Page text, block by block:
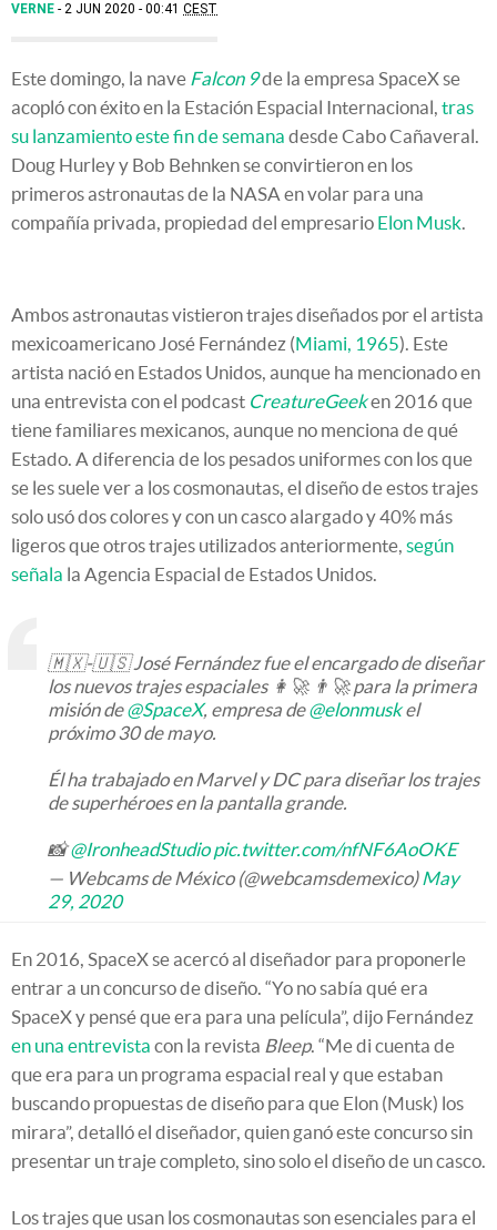
VERNE 2 JUN 2020 - 00:41 CEST
Este domingo, la nave Falcon 9de la empresa SpaceX se
acopló con éxito en la Estación Espacial Internacional, tras
su lanzamiento este fin de semana desde Cabo Cañaveral.
Doug Hurley y Bob Behnken se convirtieron en los
primeros astronautas de la NASA en volar para una
compañía privada, propiedad del empresario Elon Musk.
Ambos astronautas vistieron trajes diseñados por el artista
mexicoamericano José Fernández (Miami, 1965). Este
artista nació en Estados Unidos, aunque ha mencionado en
una entrevista con el podcast CreatureGeeken 2016 que
tiene familiares mexicanos, aunque no menciona de qué
Estado. A diferencia de los pesados uniformes con los que
se les suele ver a los cosmonautas, el diseño de estos trajes
solo usó dos colores y con un casco alargado y 40% más
ligeros que otros trajes utilizados anteriormente, según
señala la Agencia Espacial de Estados Unidos.
🇲🇽-🇺🇸 José Fernández fue el encargado de diseñar
los nuevos trajes espaciales 👩‍🚀 👨‍🚀 para la primera
misión de@SpaceX, empresa de@elonmuskel
próximo 30 de mayo.
Él ha trabajado en Marvel y DC para diseñar los trajes
de superhéroes en la pantalla grande.
📸@IronheadStudio pic.twitter.com/nfNF6AoOKE
— Webcams de México (@webcamsdemexico)May
29, 2020
En 2016, SpaceX se acercó al diseñador para proponerle
entrar a un concurso de diseño. “Yo no sabía qué era
SpaceX y pensé que era para una película”, dijo Fernández
en una entrevista con la revista Bleep. “Me di cuenta de
que era para un programa espacial real y que estaban
buscando propuestas de diseño para que Elon (Musk) los
mirara”, detalló el diseñador, quien ganó este concurso sin
presentar un traje completo, sino solo el diseño de un casco.
Los trajes que usan los cosmonautas son esenciales para el